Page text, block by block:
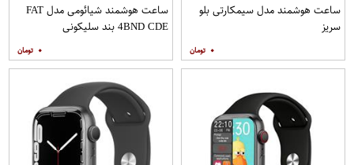
ساعت هوشمند مدل سیمکارتی بلو
سریز
۰
ساعت هوشمند شیائومی مدل FAT
4BND CDE بند سلیکونی
۰